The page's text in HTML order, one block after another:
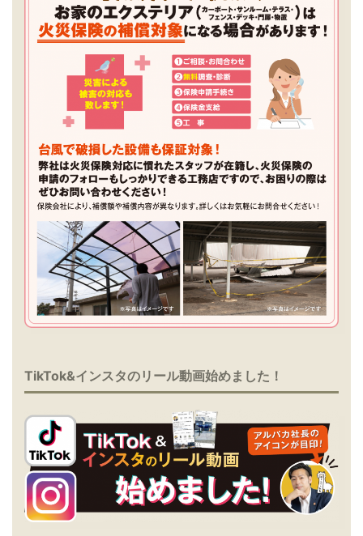
TikTok&インスタのリール動画始めました！